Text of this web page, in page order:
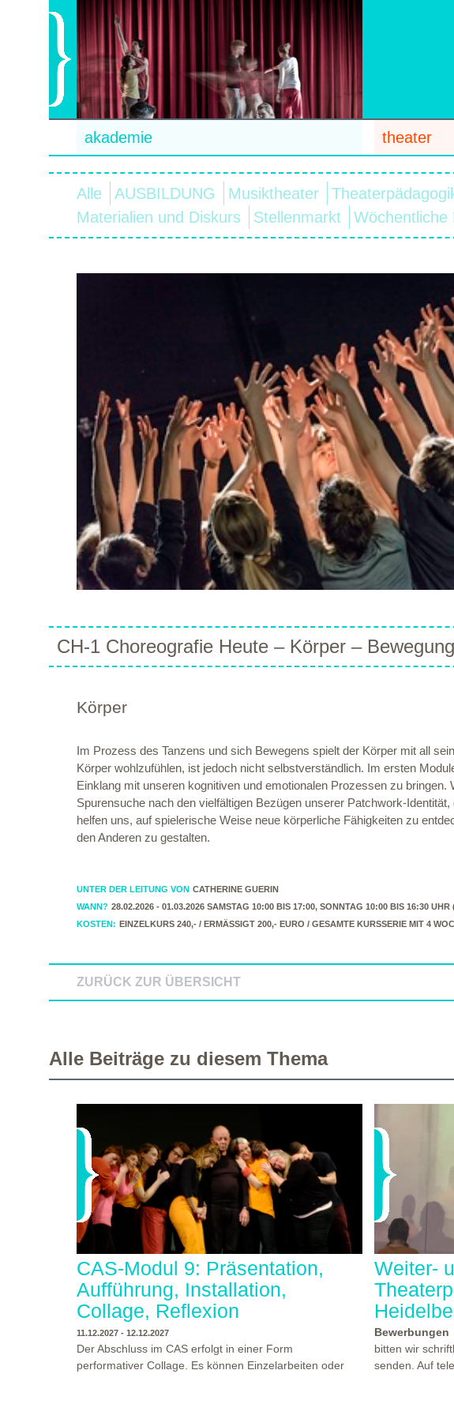
akademie theater
Alle AUSBILDUNG Musiktheater
Materialien und Diskurs
Stellenmarkt Wöchentliche
CH-1 Choreografie Heute – Körper –
Körper
Im Prozess des Tanzens und sich Bewegens spielt der Körper mit all
Körper wohlzufühlen, ist jedoch nicht selbstverständlich. Im ersten
Einklang mit unseren kognitiven und emotionalen Prozessen zu
Spurensuche nach den vielfältigen Bezügen unserer Patchwork-
helfen uns, auf spielerische Weise neue körperliche Fähigkeiten zu
den Anderen zu gestalten.
UNTER DER LEITUNG VON CATHERINE GUERIN
WANN? 28.02.2026 - 01.03.2026 SAMSTAG 10:00 BIS 17:00, SONNTAG 10:00 BIS 16:30
KOSTEN: EINZELKURS 240,- / ERMÄSSIGT 200,- EURO / GESAMTE KURSSERIE MIT 4
ZURÜCK ZUR ÜBERSICHT
Alle Beiträge zu diesem Thema
CAS-Modul 9: Präsentation,
Aufführung, Installation,
Collage, Reflexion
11.12.2027 - 12.12.2027
Der Abschluss im CAS erfolgt in einer Form
performativer Collage. Es können Einzelarbeiten oder
Weiter-
Bewerbungen
bitten wir
senden. Auf